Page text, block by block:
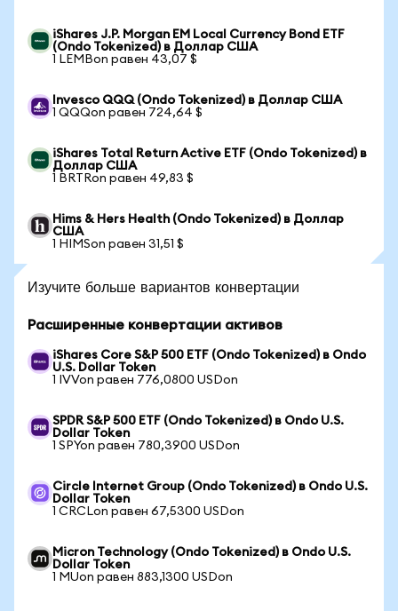
iShares J.P. Morgan EM Local Currency Bond ETF
(Ondo Tokenized) в Доллар США
1 LEMBon равен 43,07 $
Invesco QQQ (Ondo Tokenized) в Доллар США
1 QQQon равен 724,64 $
iShares Total Return Active ETF (Ondo Tokenized) в
Доллар США
1 BRTRon равен 49,83 $
Hims & Hers Health (Ondo Tokenized) в Доллар
США
1 HIMSon равен 31,51 $
Изучите больше вариантов конвертации
Расширенные конвертации активов
iShares Core S&P 500 ETF (Ondo Tokenized) в Ondo
U.S. Dollar Token
1 IVVon равен 776,0800 USDon
SPDR S&P 500 ETF (Ondo Tokenized) в Ondo U.S.
Dollar Token
1 SPYon равен 780,3900 USDon
Circle Internet Group (Ondo Tokenized) в Ondo U.S.
Dollar Token
1 CRCLon равен 67,5300 USDon
Micron Technology (Ondo Tokenized) в Ondo U.S.
Dollar Token
1 MUon равен 883,1300 USDon